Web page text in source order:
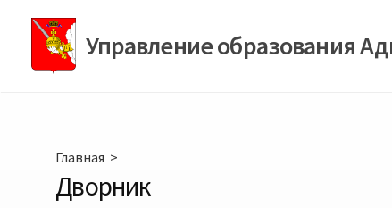
содержимомуУправление образования
Главная >
Дворник